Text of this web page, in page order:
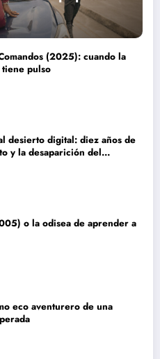
(2025): cuando la
pulso
desierto digital: diez años de
y la desaparición del
o la odisea de aprender a
eco aventurero de una